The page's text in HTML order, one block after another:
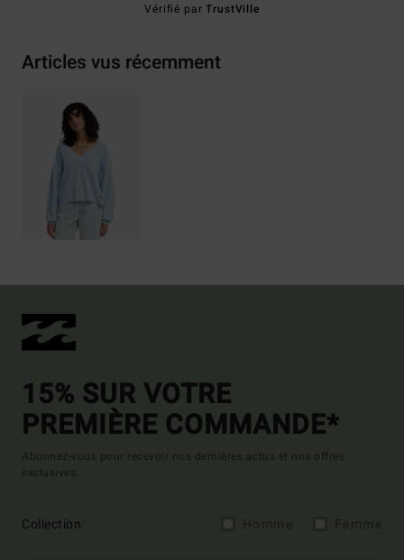
Vérifié parTrustVille
Articles vus récemment
15% SUR VOTRE
PREMIÈRE COMMANDE*
Abonnez-vous pour recevoir nos dernières actus et nos offres
exclusives.
Collection